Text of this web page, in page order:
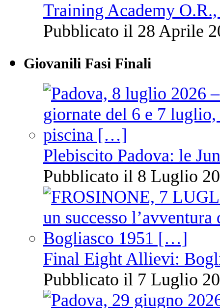
Training Academy
Pubblicato il 28 Aprile
Giovanili Fasi Finali
Plebiscito Padova: le
Pubblicato il 8 Luglio
Final Eight Allievi:
Pubblicato il 7 Luglio